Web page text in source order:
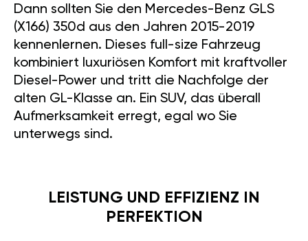
Dann sollten Sie den Mercedes-Benz GLS
(X166) 350d aus den Jahren 2015-2019
kennenlernen. Dieses full-size Fahrzeug
kombiniert luxuriösen Komfort mit kraftvoller
Diesel-Power und tritt die Nachfolge der
alten GL-Klasse an. Ein SUV, das überall
Aufmerksamkeit erregt, egal wo Sie
unterwegs sind.
LEISTUNG UND EFFIZIENZ IN
PERFEKTION